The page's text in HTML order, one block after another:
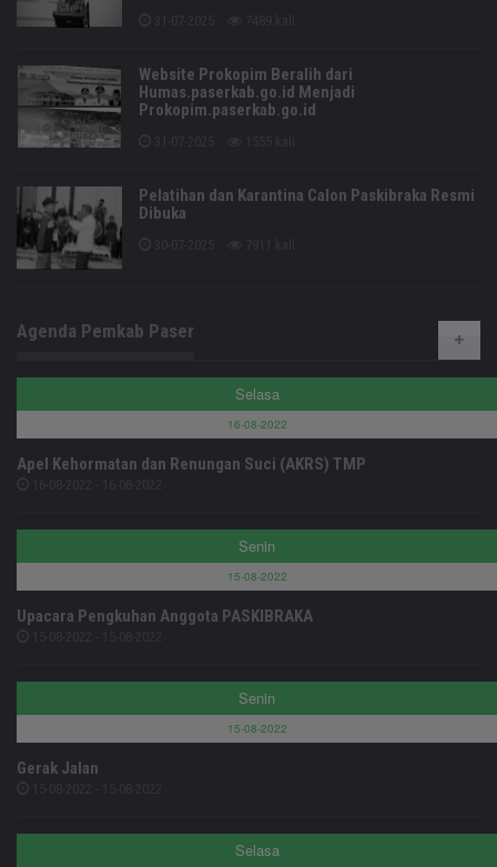
Website Prokopim Beralih dari
Humas.paserkab.go.id Menjadi
Prokopim.paserkab.go.id
Pelatihan dan Karantina Calon Paskibraka Resmi
Dibuka
Agenda Pemkab Paser
Selasa
16-08-2022
Apel Kehormatan dan Renungan Suci (AKRS) TMP
Senin
15-08-2022
Upacara Pengkuhan Anggota PASKIBRAKA
Senin
15-08-2022
Gerak Jalan
Selasa